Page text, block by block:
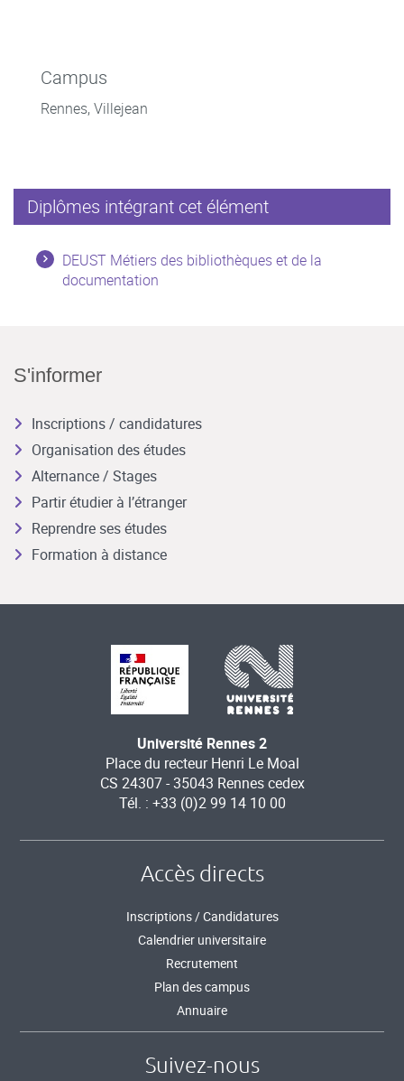
Campus
Rennes, Villejean
Diplômes intégrant cet élément
DEUST Métiers des bibliothèques et de la
documentation
S'informer
Inscriptions / candidatures
Organisation des études
Alternance / Stages
Partir étudier à l’étranger
Reprendre ses études
Formation à distance
Université Rennes 2
Place du recteur Henri Le Moal
CS 24307 - 35043 Rennes cedex
Tél. : +33 (0)2 99 14 10 00
Accès directs
Inscriptions / Candidatures
Calendrier universitaire
Recrutement
Plan des campus
Annuaire
Suivez-nous